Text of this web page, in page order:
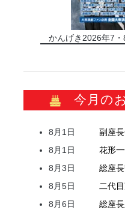
かんげき2026年7・
今月の
8月1日 副座長
8月1日
花形
8月3日
総座長
8月5日
二代目
8月6日
総座長